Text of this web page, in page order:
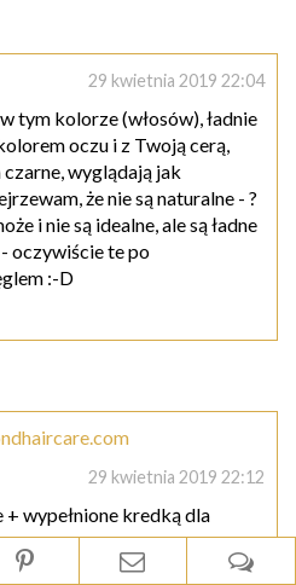
29 kwietnia 2019 22:04
tym kolorze (włosów), ładnie
oczu i z Twoją cerą,
wyglądają jak
że nie są naturalne - ?
i nie są idealne, ale są ładne
oczywiście te po
:-D
29 kwietnia 2019 22:12
+ wypełnione kredką dla